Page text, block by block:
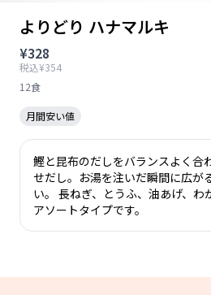
よりどり ハナマルキ
¥328
税込¥354
12食
月間安い値
鰹と昆布のだしをバランスよく合
せだし。お湯を注いだ瞬間に広が
い。 長ねぎ、とうふ、油あげ、わ
アソートタイプです。